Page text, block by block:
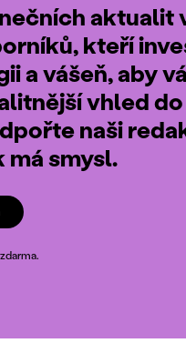
aktualit
kteří
a vášeň, aby
vhled
naši
má smysl.